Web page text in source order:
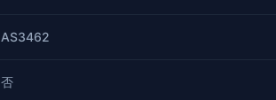
AS3462
否